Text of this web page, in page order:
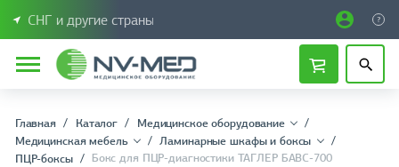
СНГ и другие страны
Главная Каталог
Медицинское оборудование
Медицинская мебель
Ламинарные шкафы и боксы
ПЦР-боксы
Бокс для ПЦР-диагностики ТАГЛЕР БАВС-700